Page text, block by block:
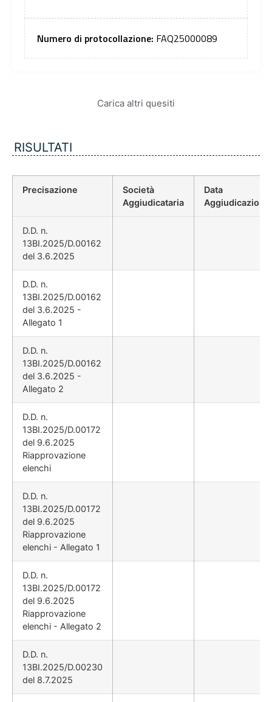
Numero di protocollazione: FAQ25000089
Carica altri quesiti
RISULTATI
Precisazione
Società
Aggiudicataria
Data
Aggiudicazione
D.D. n.
13BI.2025/D.00162
del 3.6.2025
D.D. n.
13BI.2025/D.00162
del 3.6.2025 -
Allegato 1
D.D. n.
13BI.2025/D.00162
del 3.6.2025 -
Allegato 2
D.D. n.
13BI.2025/D.00172
del 9.6.2025
Riapprovazione
elenchi
D.D. n.
13BI.2025/D.00172
del 9.6.2025
Riapprovazione
elenchi - Allegato 1
D.D. n.
13BI.2025/D.00172
del 9.6.2025
Riapprovazione
elenchi - Allegato 2
D.D. n.
13BI.2025/D.00230
del 8.7.2025